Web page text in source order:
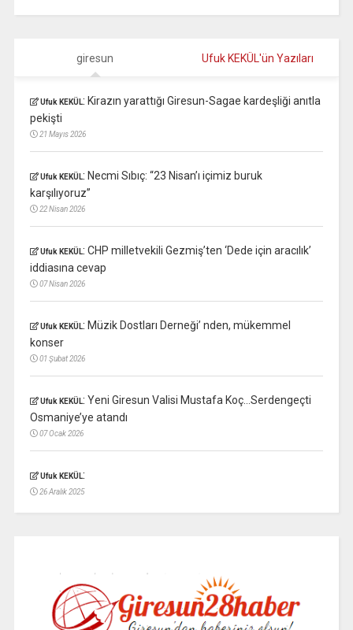
giresun Ufuk KEKÜL'ün Yazıları
Ufuk KEKÜL: Kirazın yarattığı Giresun-Sagae kardeşliği anıtla
pekişti
21 Mayıs 2026
Ufuk KEKÜL: Necmi Sıbıç: “23 Nisan’ı içimiz buruk
karşılıyoruz”
22 Nisan 2026
Ufuk KEKÜL: CHP milletvekili Gezmiş’ten ‘Dede için aracılık’
iddiasına cevap
07 Nisan 2026
Ufuk KEKÜL: Müzik Dostları Derneği’ nden, mükemmel
konser
01 Şubat 2026
Ufuk KEKÜL: Yeni Giresun Valisi Mustafa Koç…Serdengeçti
Osmaniye’ye atandı
07 Ocak 2026
Ufuk KEKÜL:
26 Aralık 2025